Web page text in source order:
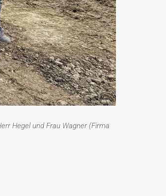
Hegel und Frau Wagner (Firma